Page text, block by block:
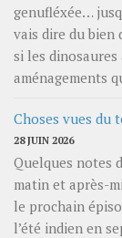
genufléxée…
vais dire du bien
si les
aménagements
Choses vues du
28 JUIN 2026
Quelques notes
matin et après-
le prochain
l’été indien en